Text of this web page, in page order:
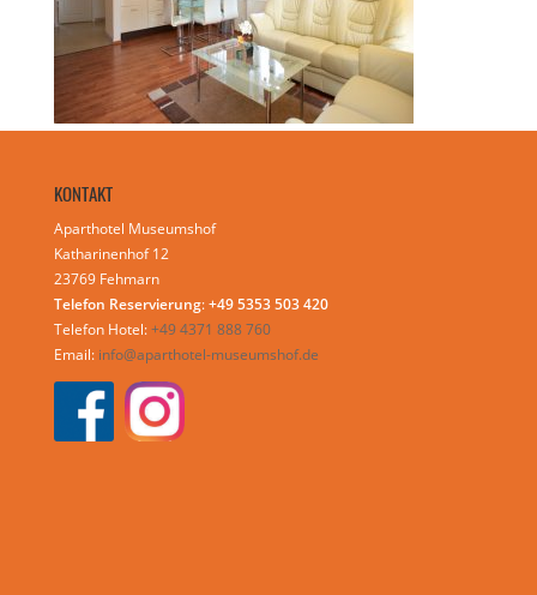
KONTAKT
Aparthotel Museumshof
Katharinenhof 12
23769 Fehmarn
Telefon Reservierung:+49 5353 503 420
Telefon Hotel:+49 4371 888 760
Email: info@aparthotel-museumshof.de